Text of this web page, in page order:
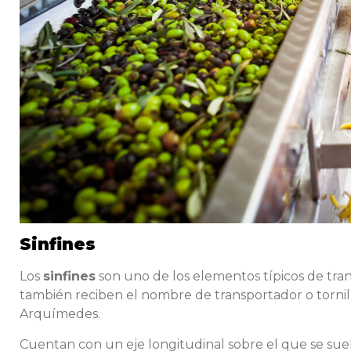
Sinfines
Los sinfines son uno de los elementos típicos de
también reciben el nombre de transportador o
Arquímedes.
Cuentan con un eje longitudinal sobre el que se